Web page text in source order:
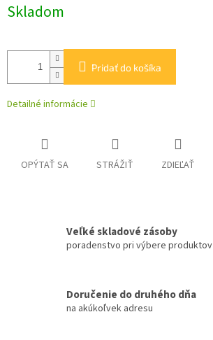
cena:
Skladom
Pridať do košíka
Detailné informácie
OPÝTAŤ SA STRÁŽIŤ ZDIEĽAŤ
Veľké skladové zásoby
poradenstvo pri výbere produktov
Doručenie do druhého dňa
na akúkoľvek adresu